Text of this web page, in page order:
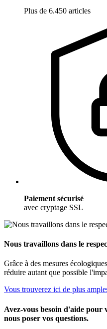
Plus de 6.450 articles
Paiement sécurisé
avec cryptage SSL
Nous travaillons dans le
Grâce à des mesures
réduire autant que possible
Vous trouverez ici de plus
Avez-vous besoin d'aide pour
nous poser vos questions.